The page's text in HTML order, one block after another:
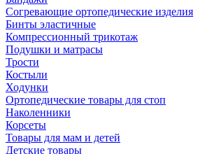
Согревающие ортопедические изделия
Бинты эластичные
Компрессионный трикотаж
Подушки и матрасы
Трости
Костыли
Ходунки
Ортопедические товары для стоп
Наколенники
Корсеты
Товары для мам и детей
Детские товары